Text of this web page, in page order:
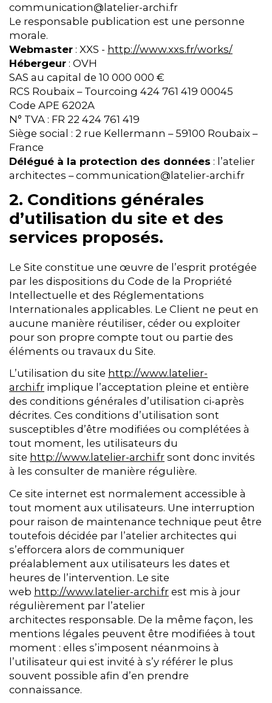
communication@latelier-archi.fr
Le responsable publication est une personne
morale.
Webmaster : XXS - http://www.xxs.fr/works/
Hébergeur : OVH
SAS au capital de 10 000 000 €
RCS Roubaix – Tourcoing 424 761 419 00045
Code APE 6202A
N° TVA : FR 22 424 761 419
Siège social : 2 rue Kellermann – 59100 Roubaix –
France
Délégué à la protection des données : l’atelier
architectes – communication@latelier-archi.fr
2. Conditions générales
d’utilisation du site et des
services proposés.
Le Site constitue une œuvre de l’esprit protégée
par les dispositions du Code de la Propriété
Intellectuelle et des Réglementations
Internationales applicables. Le Client ne peut en
aucune manière réutiliser, céder ou exploiter
pour son propre compte tout ou partie des
éléments ou travaux du Site.
L’utilisation du site http://www.latelier-
archi.fr implique l’acceptation pleine et entière
des conditions générales d’utilisation ci-après
décrites. Ces conditions d’utilisation sont
susceptibles d’être modifiées ou complétées à
tout moment, les utilisateurs du
site http://www.latelier-archi.fr sont donc invités
à les consulter de manière régulière.
Ce site internet est normalement accessible à
tout moment aux utilisateurs. Une interruption
pour raison de maintenance technique peut être
toutefois décidée par l’atelier architectes qui
s’efforcera alors de communiquer
préalablement aux utilisateurs les dates et
heures de l’intervention. Le site
web http://www.latelier-archi.fr est mis à jour
régulièrement par l’atelier
architectes responsable. De la même façon, les
mentions légales peuvent être modifiées à tout
moment : elles s’imposent néanmoins à
l’utilisateur qui est invité à s’y référer le plus
souvent possible afin d’en prendre
connaissance.